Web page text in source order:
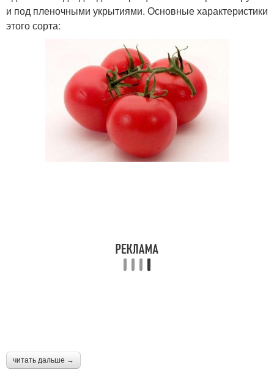
и под пленочными укрытиями. Основные характеристики
этого сорта:
читать дальше →